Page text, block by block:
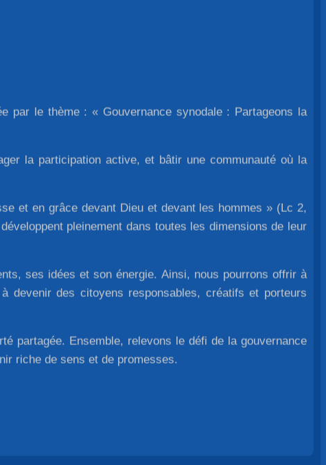
par le thème : « Gouvernance synodale : Partageons la
la participation active, et bâtir une communauté où la
et en grâce devant Dieu et devant les hommes » (Lc 2,
pleinement dans toutes les dimensions de leur
ses idées et son énergie. Ainsi, nous pourrons offrir à
devenir des citoyens responsables, créatifs et porteurs
partagée. Ensemble, relevons le défi de la gouvernance
riche de sens et de promesses.